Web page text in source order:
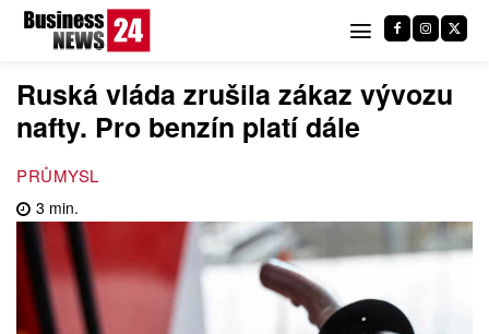
Ruská vláda zrušila zákaz vývozu
nafty. Pro benzín platí dále
PRŮMYSL
3 min.